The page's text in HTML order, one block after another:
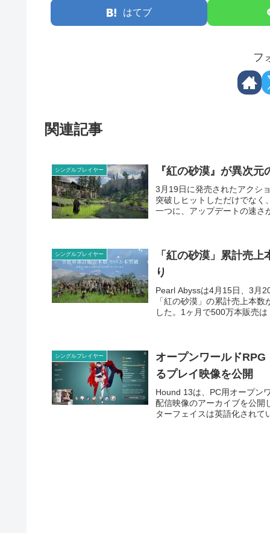
はてブ
フ
関連記事
シングルプレイヤー 『紅の砂漠』が異次
3月19日に発売されたアクシ
突破しヒットしただけでなく
一つに、アップデートの速さ
シングルプレイヤー
「紅の砂漠」累計売
り
Pearl Abyssは4月15日、3月
「紅の砂漠」の累計売上本
した。1ヶ月で500万本販売
シングルプレイヤー
オープンワールド
るプレイ映像を公開
Hound 13は、PC用オープン
配信映像のアーカイブを公開
ターフェイスは英語化され